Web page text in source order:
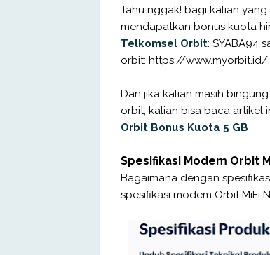
Tahu nggak! bagi kalian
mendapatkan bonus kuota
Telkomsel Orbit: SYABA94
orbit: https://www.myorbit.id/.
Dan jika kalian masih
orbit, kalian bisa baca artikel
Orbit Bonus Kuota 5 GB
Spesifikasi Modem Orbit
Bagaimana dengan
spesifikasi modem Orbit MiFi